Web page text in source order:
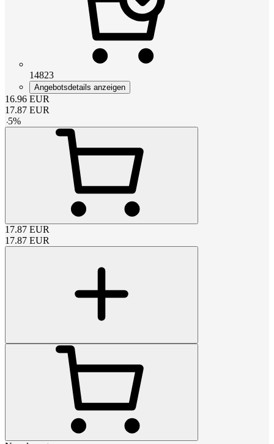
14823
Angebotsdetails anzeigen
16.96 EUR
17.87 EUR
-5%
17.87 EUR
17.87 EUR